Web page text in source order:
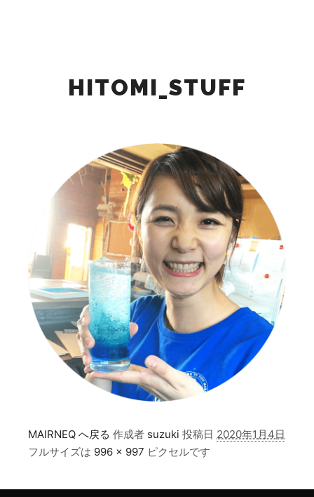
HITOMI_STUFF
MAIRNEQ へ戻る 作成者 suzuki 投稿日 2020年1月4日
フルサイズは 996 × 997 ピクセルです